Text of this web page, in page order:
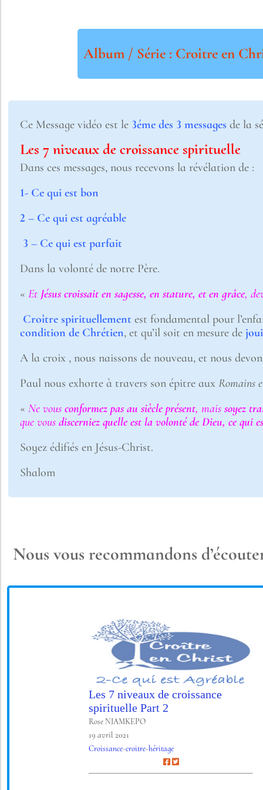
Album / Série : Croître en
Ce Message vidéo est le 3éme des 3 messages de la
Les 7 niveaux de croissance spirituelle
Dans ces messages, nous recevons la révélation de :
1- Ce qui est bon
2 – Ce qui est agréable
3 – Ce qui est parfait
Dans la volonté de notre Père.
« Et Jésus croissait en sagesse, en stature, et en grâce,
Croître spirituellement est fondamental pour
condition de Chrétien, et qu’il soit en mesure de
A la croix , nous naissons de nouveau, et nous
Paul nous exhorte à travers son épitre aux Romains
« Ne vous conformez pas au siècle présent, mais soyez
que vous discerniez quelle est la volonté de Dieu, ce qui
Soyez édifiés en Jésus-Christ.
Shalom
Nous vous recommandons
Les 7 niveaux de croissance
spirituelle Part 2
Rose NJAMKEPO
19 avril 2021
Croissance-croitre-héritage